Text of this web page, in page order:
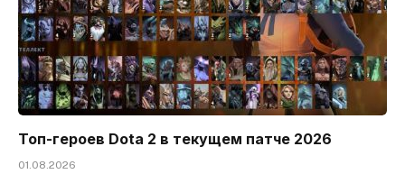
Топ-героев Dota 2 в текущем патче 2026
01.08.2026